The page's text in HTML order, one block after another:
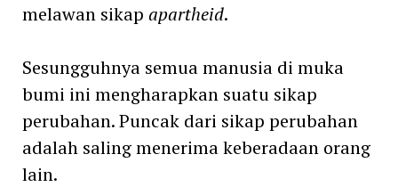
melawan sikap apartheid.
Sesungguhnya semua manusia di muka
bumi ini mengharapkan suatu sikap
perubahan. Puncak dari sikap perubahan
adalah saling menerima keberadaan orang
lain.